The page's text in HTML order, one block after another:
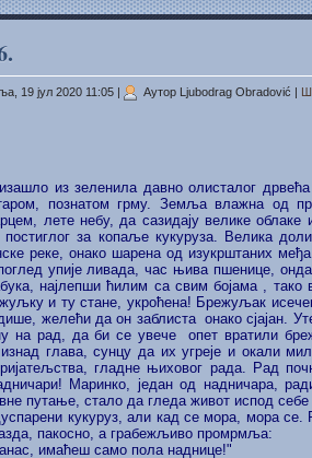
19 јул 2020 11:05 | Аутор Ljubodrag Obradović |
из зеленила давно олисталог
познатом грму. Земља влажна од
лете небу, да сазидају велике
за копаље кукуруза. Велика
реке, онако шарена од изукрштаних
упије ливада, час њива пшенице,
најлепши ћилим са свим бојама ,
и ту стане, укроћена! Брежуљак
желећи да он заблиста онако сјајан.
на рад, да би се увече опет вратили
изнад глава, сунцу да их угреје и окали
гладне њиховог рада. Рад
Маринко, један од надничара,
путање, стало да гледа живот испод
кукуруз, али кад се мора, мора
пакосно, а грабежљиво промрмља:
имаћеш само пола наднице!"